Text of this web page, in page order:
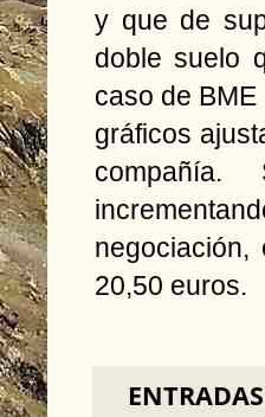
y que de
doble suelo
caso de
gráficos
compañía.
20,50 euros.